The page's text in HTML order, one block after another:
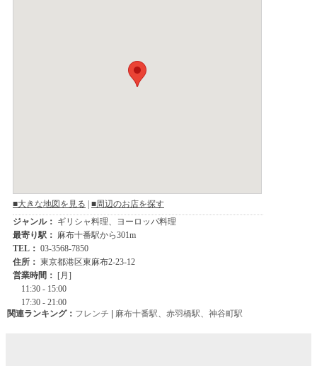
関連ランキング： フレンチ 麻布十番駅、 赤羽橋駅、 神谷町駅